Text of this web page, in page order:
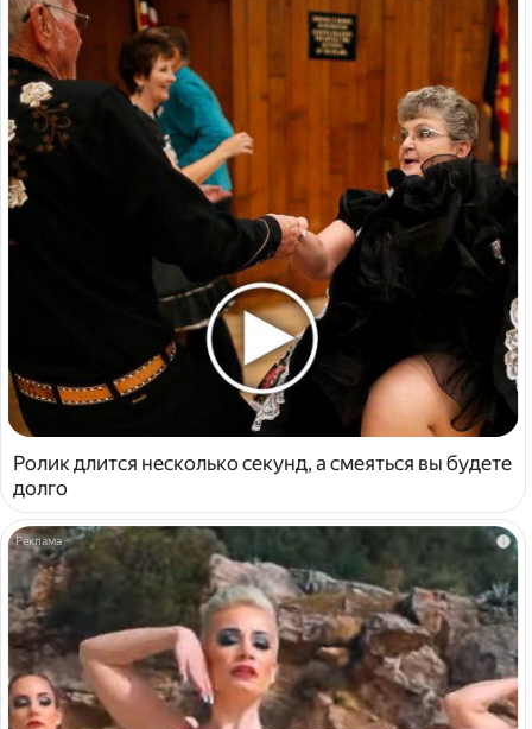
Ролик длится несколько секунд, а смеяться вы будете
долго
i